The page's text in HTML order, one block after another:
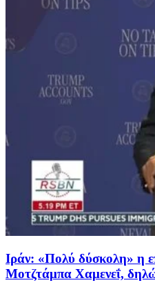
Ιράν: «Πολύ δύσκολη» η
Μοτζτάμπα Χαμενεΐ,